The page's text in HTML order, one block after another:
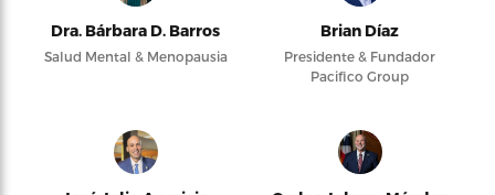
Dra. Bárbara D. Barros
Salud Mental & Menopausia
Brian Díaz
Presidente & Fundador
Pacifico Group